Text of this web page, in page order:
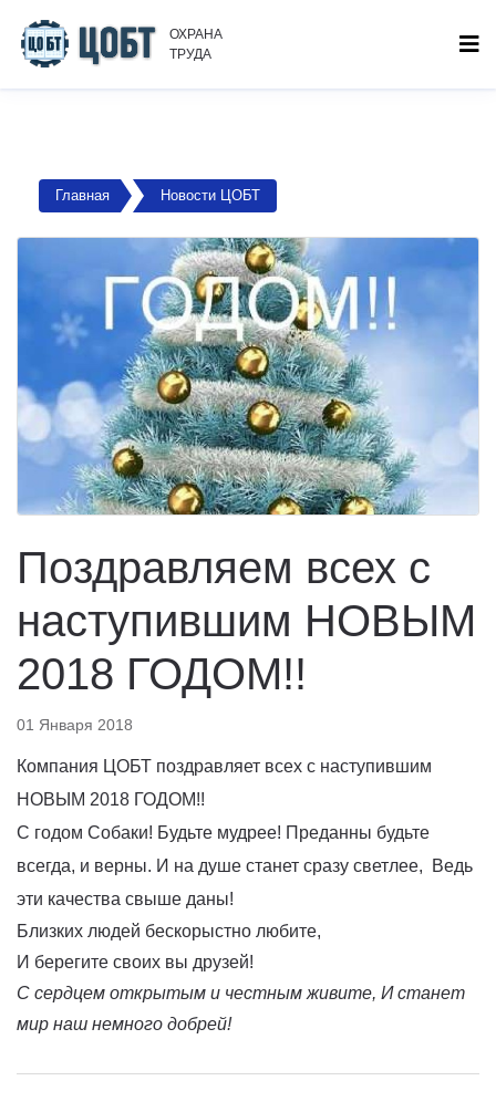
ОХРАНА
ТРУДА
Главная Новости ЦОБТ
Поздравляем всех с
наступившим НОВЫМ
2018 ГОДОМ!!
01 Января 2018
Компания ЦОБТ поздравляет всех с наступившим
НОВЫМ 2018 ГОДОМ!!
С годом Собаки! Будьте мудрее! Преданны будьте
всегда, и верны. И на душе станет сразу светлее, Ведь
эти качества свыше даны!
Близких людей бескорыстно любите,
И берегите своих вы друзей!
С сердцем открытым и честным живите, И станет
мир наш немного добрей!